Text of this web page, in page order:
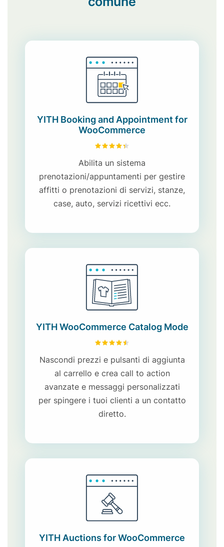
YITH Booking and Appointment for
WooCommerce
Abilita un sistema
prenotazioni/appuntamenti per gestire
affitti o prenotazioni di servizi, stanze,
case, auto, servizi ricettivi ecc.
YITH WooCommerce Catalog Mode
Nascondi prezzi e pulsanti di aggiunta
al carrello e crea call to action
avanzate e messaggi personalizzati
per spingere i tuoi clienti a un contatto
diretto.
YITH Auctions for WooCommerce